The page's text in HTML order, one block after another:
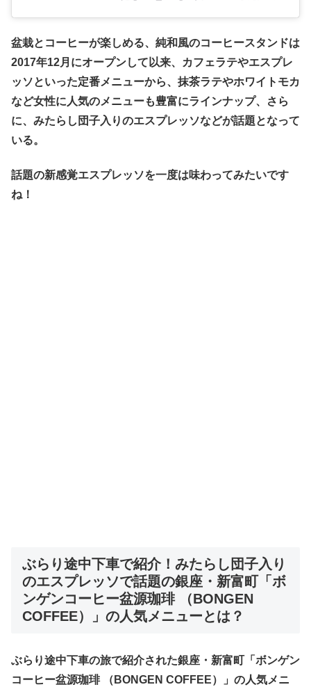
盆栽とコーヒーが楽しめる、純和風のコーヒースタンドは
2017年12月にオープンして以来、カフェラテやエスプレ
ッソといった定番メニューから、抹茶ラテやホワイトモカ
など女性に人気のメニューも豊富にラインナップ、さら
に、みたらし団子入りのエスプレッソなどが話題となって
いる。
話題の新感覚エスプレッソを一度は味わってみたいです
ね！
ぶらり途中下車で紹介！みたらし団子入り
のエスプレッソで話題の銀座・新富町「ボ
ンゲンコーヒー盆源珈琲 （BONGEN
COFFEE）」の人気メニューとは？
ぶらり途中下車の旅で紹介された銀座・新富町「ボンゲン
コーヒー盆源珈琲
（ BONGEN COFFEE）」 の人気メニ